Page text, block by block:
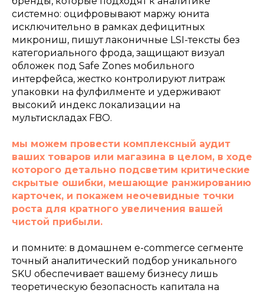
системно: оцифровывают маржу юнита
исключительно в рамках дефицитных
микрониш, пишут лаконичные LSI-тексты без
категориального фрода, защищают визуал
обложек под Safe Zones мобильного
интерфейса, жестко контролируют литраж
упаковки на фулфилменте и удерживают
высокий индекс локализации на
мультискладах FBO.
мы можем провести комплексный аудит
ваших товаров или магазина в целом, в ходе
которого детально подсветим критические
скрытые ошибки, мешающие ранжированию
карточек, и покажем неочевидные точки
роста для кратного увеличения вашей
чистой прибыли.
и помните: в домашнем e-commerce сегменте
точный аналитический подбор уникального
SKU обеспечивает вашему бизнесу лишь
теоретическую безопасность капитала на